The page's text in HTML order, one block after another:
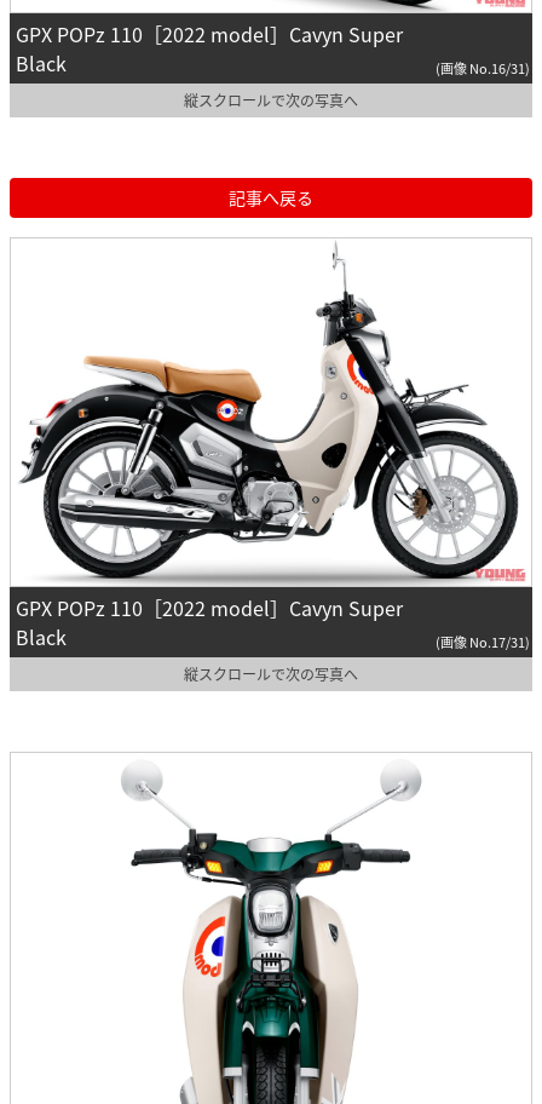
GPX POPz 110［2022 model］Cavyn Super
Black
(画像 No.16/31)
縦スクロールで次の写真へ
記事へ戻る
GPX POPz 110［2022 model］Cavyn Super
Black
(画像 No.17/31)
縦スクロールで次の写真へ